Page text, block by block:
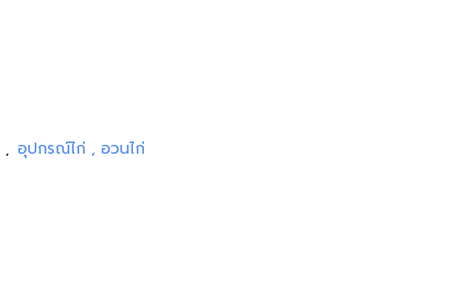
, อุปกรณ์ไก่ , อวนไก่